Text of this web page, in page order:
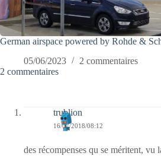
German airspace powered by Rohde &
05/06/2023
2 commentaires
2 commentaires
trublion
16/07/2018/08:12
des récompenses qu se méritent, vu